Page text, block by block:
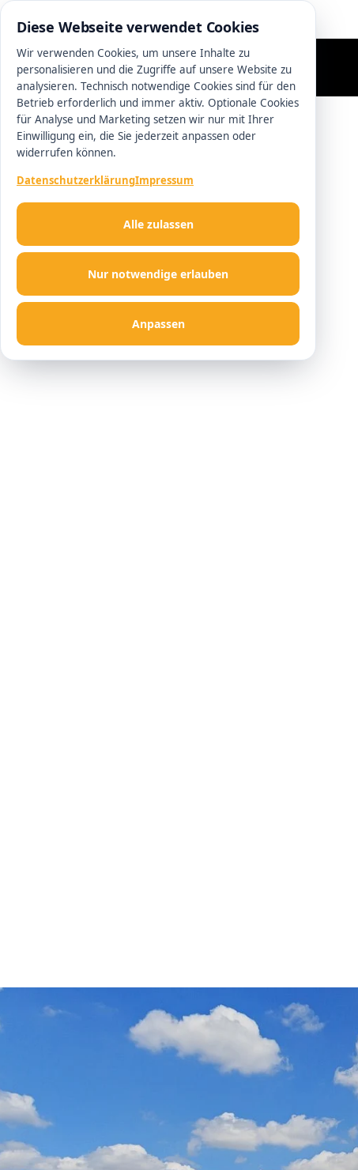
0511 13221100
Diese Webseite verwendet Cookies
Wir verwenden Cookies, um unsere Inhalte zu
personalisieren und die Zugriffe auf unsere Website zu
analysieren. Technisch notwendige Cookies sind für den
Betrieb erforderlich und immer aktiv. Optionale Cookies
für Analyse und Marketing setzen wir nur mit Ihrer
Einwilligung ein, die Sie jederzeit anpassen oder
widerrufen können.
DatenschutzerklärungImpressum
Nur notwendige erlauben
Anpassen
Alle zulassen